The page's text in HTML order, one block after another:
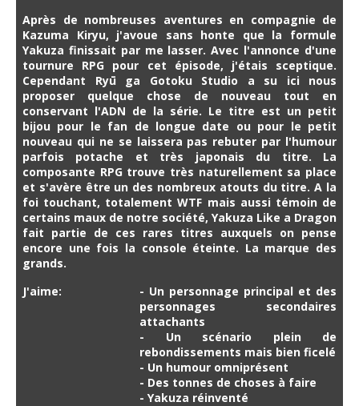
Après de nombreuses aventures en compagnie de
Kazuma Kiryu, j'avoue sans honte que la formule
Yakuza finissait par me lasser. Avec l'annonce d'une
tournure RPG pour cet épisode, j'étais sceptique.
Cependant Ryū ga Gotoku Studio a su ici nous
proposer quelque chose de nouveau tout en
conservant l'ADN de la série. Le titre est un petit
bijou pour le fan de longue date ou pour le petit
nouveau qui ne se laissera pas rebuter par l'humour
parfois potache et très japonais du titre. La
composante RPG trouve très naturellement sa place
et s'avère être un des nombreux atouts du titre. A la
foi touchant, totalement WTF mais aussi témoin de
certains maux de notre société, Yakuza Like a Dragon
fait partie de ces rares titres auxquels on pense
encore une fois la console éteinte. La marque des
grands.
J'aime:
- Un personnage principal et des
personnages secondaires
attachants
- Un scénario plein de
rebondissements mais bien ficelé
- Un humour omniprésent
- Des tonnes de choses à faire
- Yakuza réinventé